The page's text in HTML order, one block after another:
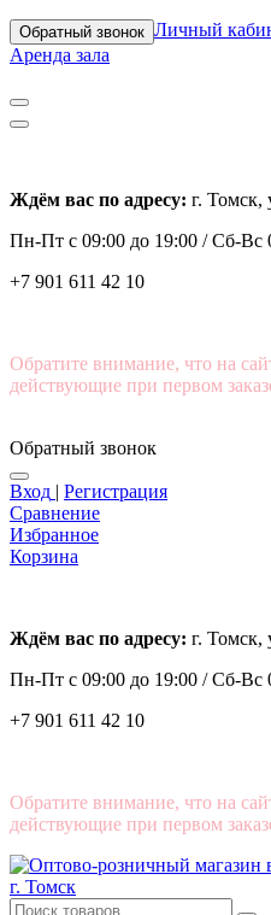
Обратный звонок Личный
Аренда зала
Ждём вас по адресу: г. Томск,
Пн-Пт с 09:00 до 19:00 /Сб-Вс
+7 901 611 42 10
Обратите внимание, что на
действующие при первом
Обратный звонок
Вход | Регистрация
Сравнение
Избранное
Корзина
Ждём вас по адресу: г. Томск,
Пн-Пт с 09:00 до 19:00 /Сб-Вс
+7 901 611 42 10
Обратите внимание, что на
действующие при первом